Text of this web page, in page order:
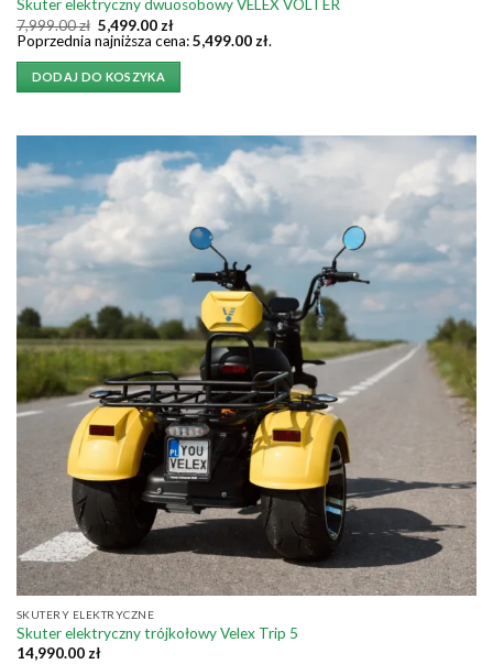
Skuter elektryczny dwuosobowy VELEX VOLTER
7,999.00zł Pierwotna
cena
wynosiła:
7,999.00 zł.
5,499.00 złAktualna
cena
wynosi:
5,499.00 zł.
Poprzednia najniższa cena:5,499.00 zł.
DODAJ DO KOSZYKA
SKUTERY ELEKTRYCZNE
Skuter elektryczny trójkołowy Velex Trip 5
14,990.00zł